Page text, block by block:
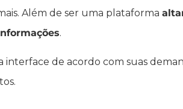
Além de ser uma plataforma
.
interface de acordo com suas